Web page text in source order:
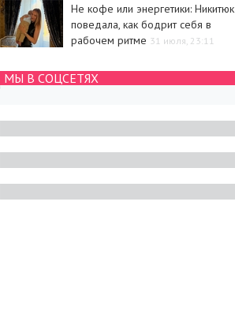
Не кофе или энергетики: Никитюк
поведала, как бодрит себя в
рабочем ритме 31 июля, 23:11
МЫ В СОЦСЕТЯХ